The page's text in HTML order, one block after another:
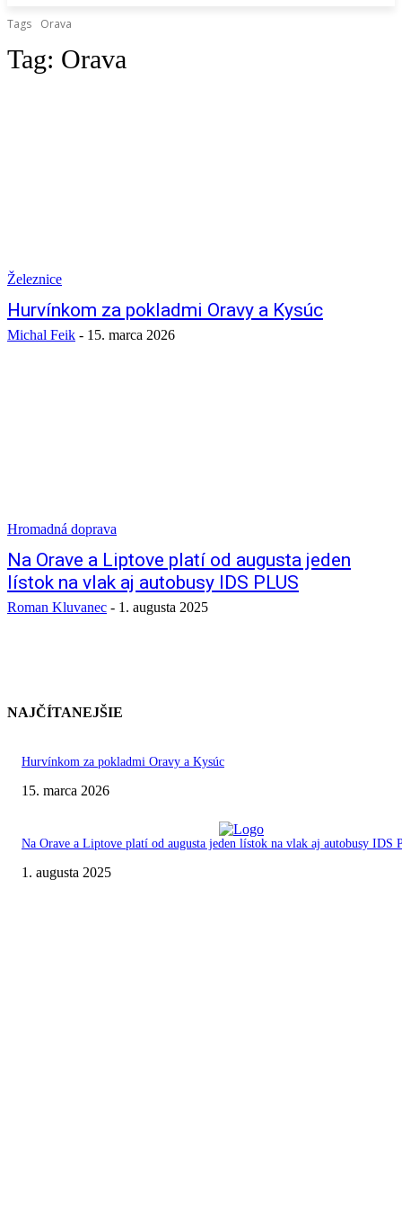
Tags Orava
Tag: Orava
Železnice
Hurvínkom za pokladmi Oravy a Kysúc
Michal Feik - 15. marca 2026
Hromadná doprava
Na Orave a Liptove platí od augusta jeden
lístok na vlak aj autobusy IDS PLUS
Roman Kluvanec - 1. augusta 2025
NAJČÍTANEJŠIE
Hurvínkom za pokladmi Oravy a Kysúc
15. marca 2026
Na Orave a Liptove platí od augusta jeden lístok na vlak aj autobusy IDS
1. augusta 2025